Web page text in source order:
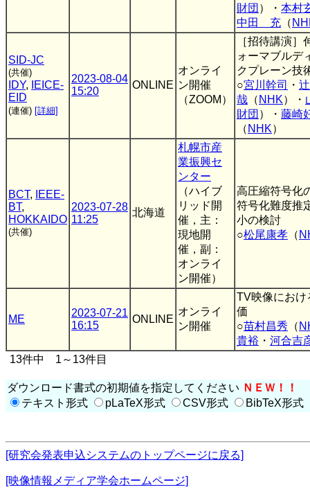
財団 ）・ 本村
中田 充 （
SID-JC
(共催)
IDY,
IEICE-
EID
(連催) [詳細]
2023-08-04
15:20
ONLINE
オンライ
ン開催
（ZOOM）
［招待講演］
ォーマブルデ
クプレーン技
○宮川幹司 ・
哉 （ NHK）・
財団 ）・ 藤崎
（ NHK）
BCT,
IEEE-
BT,
HOKKAIDO
(共催)
2023-07-28
11:25
北海道
札幌市産
業振興セ
ンター
（ハイブ
リッド開
催，主：
現地開
催，副：
オンライ
ン開催）
高圧縮符号化
符号化難度推
小の検討
○松尾康孝 （
ME
2023-07-21
16:15
ONLINE
オンライ
ン開催
TV映像におけ
価
○苗村昌秀 （
貴裕 ・ 河合吉
13件中 1～13件目
ダウンロード書式の初期値を指定してください ＮＥＷ！！
テキスト形式
pLaTeX形式 CSV形式 BibTeX形式
[研究会発表申込システムのトップページに戻る]
[映像情報メディア学会ホームページ]